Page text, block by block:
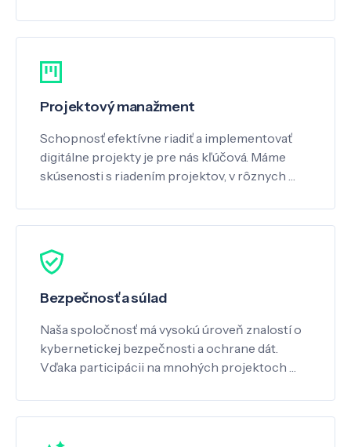
Projektový manažment
Schopnosť efektívne riadiť a implementovať
digitálne projekty je pre nás kľúčová. Máme
skúsenosti s riadením projektov, v rôznych …
Bezpečnosť a súlad
Naša spoločnosť má vysokú úroveň znalostí o
kybernetickej bezpečnosti a ochrane dát.
Vďaka participácii na mnohých projektoch …